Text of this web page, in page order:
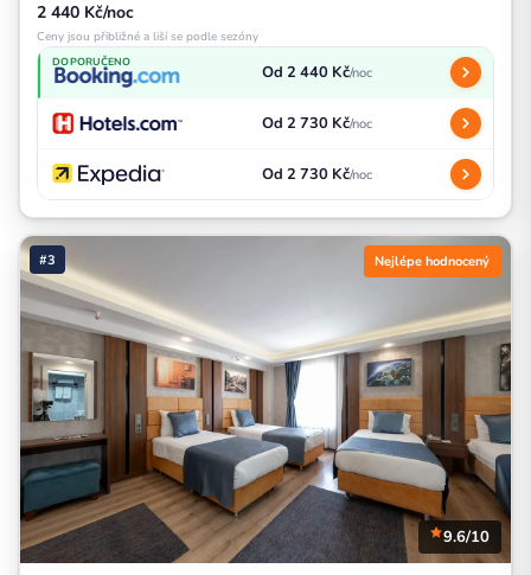
2 440 Kč/noc
Ceny jsou přibližné a liší se podle sezóny
DOPORUČENO Od 2 440 Kč/noc
Od 2 730 Kč/noc
Od 2 730 Kč/noc
#3 Nejlépe hodnocený
9.6/10